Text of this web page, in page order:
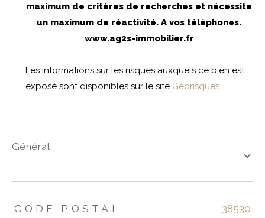
maximum de critères de recherches et nécessite
un maximum de réactivité. A vos téléphones.
www.ag2s-immobilier.fr
Les informations sur les risques auxquels ce bien est
exposé sont disponibles sur le site Géorisques
général
TRAD_ZEPHYR_Caracteristique TRAD_ZEPHYR_Valeurs
CODE POSTAL 38530